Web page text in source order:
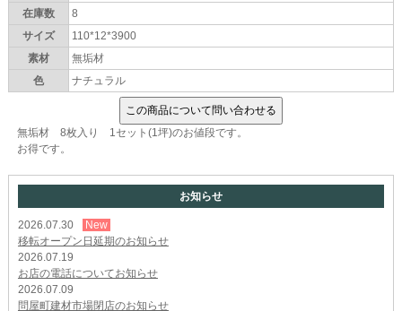
在庫数
8
サイズ
110*12*3900
素材
無垢材
色
ナチュラル
無垢材 8枚入り 1セット(1坪)のお値段です。
お得です。
お知らせ
2026.07.30
New
移転オープン日延期のお知らせ
2026.07.19
お店の電話についてお知らせ
2026.07.09
問屋町建材市場閉店のお知らせ